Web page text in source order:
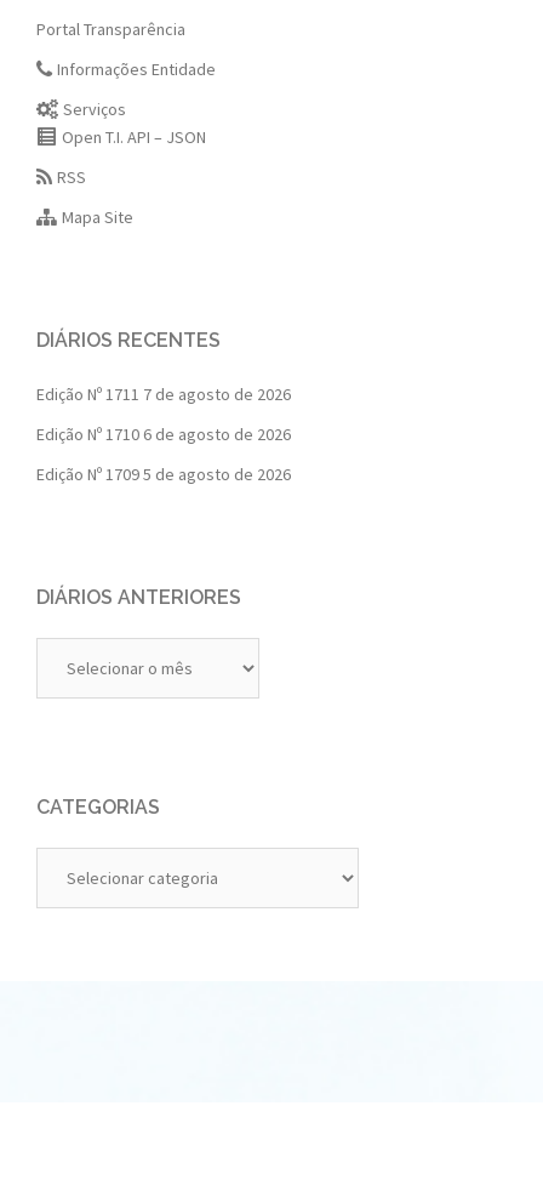
Portal Transparência
Informações Entidade
Serviços
Open T.I. API – JSON
RSS
Mapa Site
DIÁRIOS RECENTES
Edição Nº 1711 7 de agosto de 2026
Edição Nº 1710 6 de agosto de 2026
Edição Nº 17095 de agosto de 2026
DIÁRIOS ANTERIORES
Anteriores
CATEGORIAS